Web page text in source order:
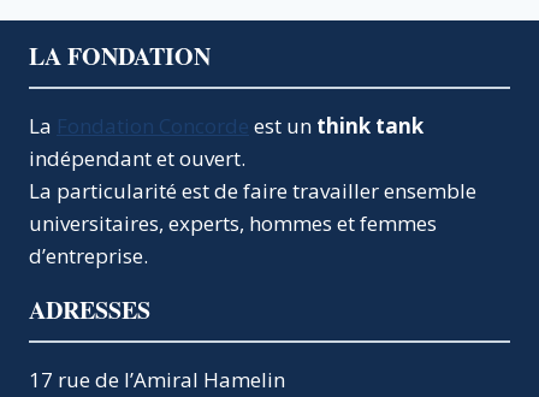
CONFIANCE
À
LA
JEUNESSE
page
LA FONDATION
La Fondation Concorde est un think tank
indépendant et ouvert.
La particularité est de faire travailler ensemble
universitaires, experts, hommes et femmes
d’entreprise.
ADRESSES
17 rue de l’Amiral Hamelin